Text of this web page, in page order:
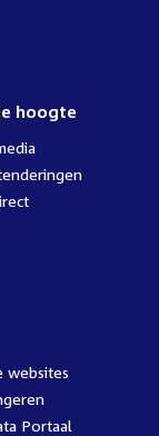
hoogte
websites
Portaal